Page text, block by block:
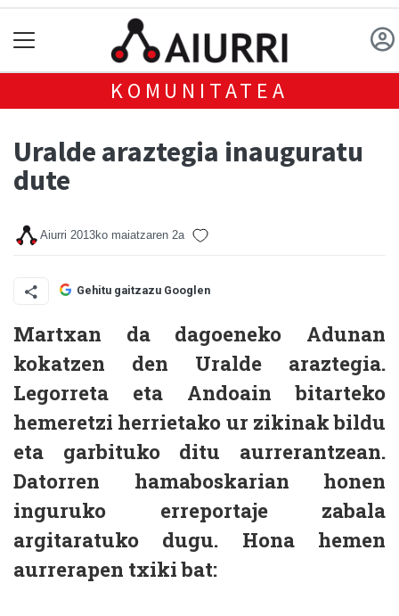
KOMUNITATEA
Uralde araztegia inauguratu
dute
Aiurri 2013ko maiatzaren 2a
Gehitu gaitzazu Googlen
Martxan da dagoeneko Adunan
kokatzen den Uralde araztegia.
Legorreta eta Andoain bitarteko
hemeretzi herrietako ur zikinak bildu
eta garbituko ditu aurrerantzean.
Datorren hamaboskarian honen
inguruko erreportaje zabala
argitaratuko dugu. Hona hemen
aurrerapen txiki bat: